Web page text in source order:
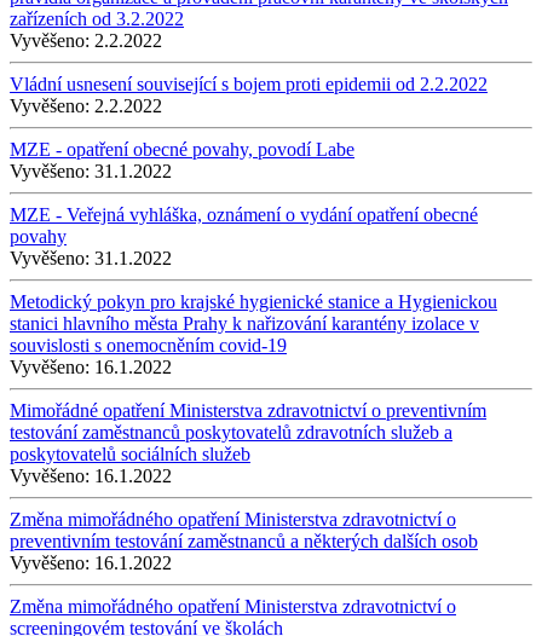
zařízeních od 3.2.2022
Vyvěšeno: 2.2.2022
Vládní usnesení související s bojem proti epidemii od 2.2.2022
Vyvěšeno: 2.2.2022
MZE - opatření obecné povahy, povodí Labe
Vyvěšeno: 31.1.2022
MZE - Veřejná vyhláška, oznámení o vydání opatření obecné
povahy
Vyvěšeno: 31.1.2022
Metodický pokyn pro krajské hygienické stanice a Hygienickou
stanici hlavního města Prahy k nařizování karantény izolace v
souvislosti s onemocněním covid-19
Vyvěšeno: 16.1.2022
Mimořádné opatření Ministerstva zdravotnictví o preventivním
testování zaměstnanců poskytovatelů zdravotních služeb a
poskytovatelů sociálních služeb
Vyvěšeno: 16.1.2022
Změna mimořádného opatření Ministerstva zdravotnictví o
preventivním testování zaměstnanců a některých dalších osob
Vyvěšeno: 16.1.2022
Změna mimořádného opatření Ministerstva zdravotnictví o
screeningovém testování ve školách